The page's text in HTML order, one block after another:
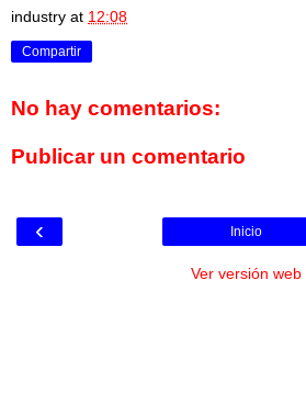
industry at 12:08
Compartir
No hay comentarios:
Publicar un comentario
‹ Inicio
Ver versión web